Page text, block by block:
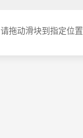
请拖动滑块到指定位置